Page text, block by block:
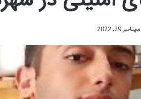
سپتامبر 29, 2022